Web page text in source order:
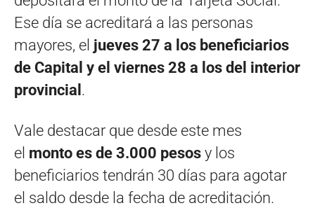
Ese día se acreditará a las personas
mayores, el jueves 27 a los beneficiarios
de Capital y el viernes 28 a los del interior
provincial .
Vale destacar que desde este mes
el monto es de 3.000 pesos y los
beneficiarios tendrán 30 días para agotar
el saldo desde la fecha de acreditación.